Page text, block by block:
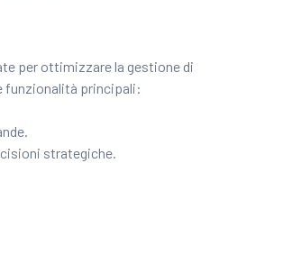
per ottimizzare la gestione di
funzionalità principali:
strategiche.